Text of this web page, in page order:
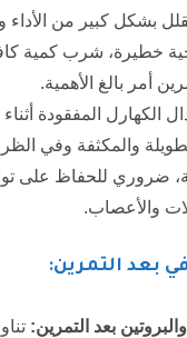
بشكل كبير من الأداء
خطيرة، شرب كمية
أمر بالغ الأهمية.
الكهارل المفقودة
والمكثفة وفي
ضروري للحفاظ على
والأعصاب.
بعد التمرين: